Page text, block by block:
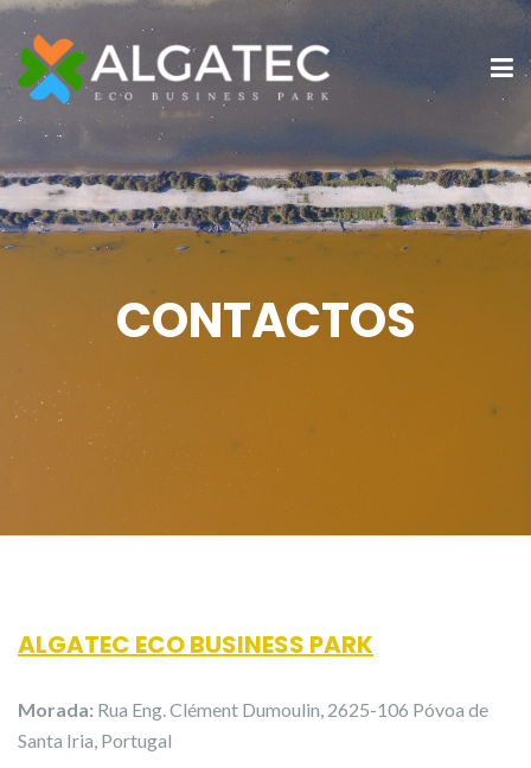
CONTACTOS
ALGATEC ECO BUSINESS PARK
Morada: Rua Eng. Clément Dumoulin, 2625-106 Póvoa de
Santa Iria, Portugal